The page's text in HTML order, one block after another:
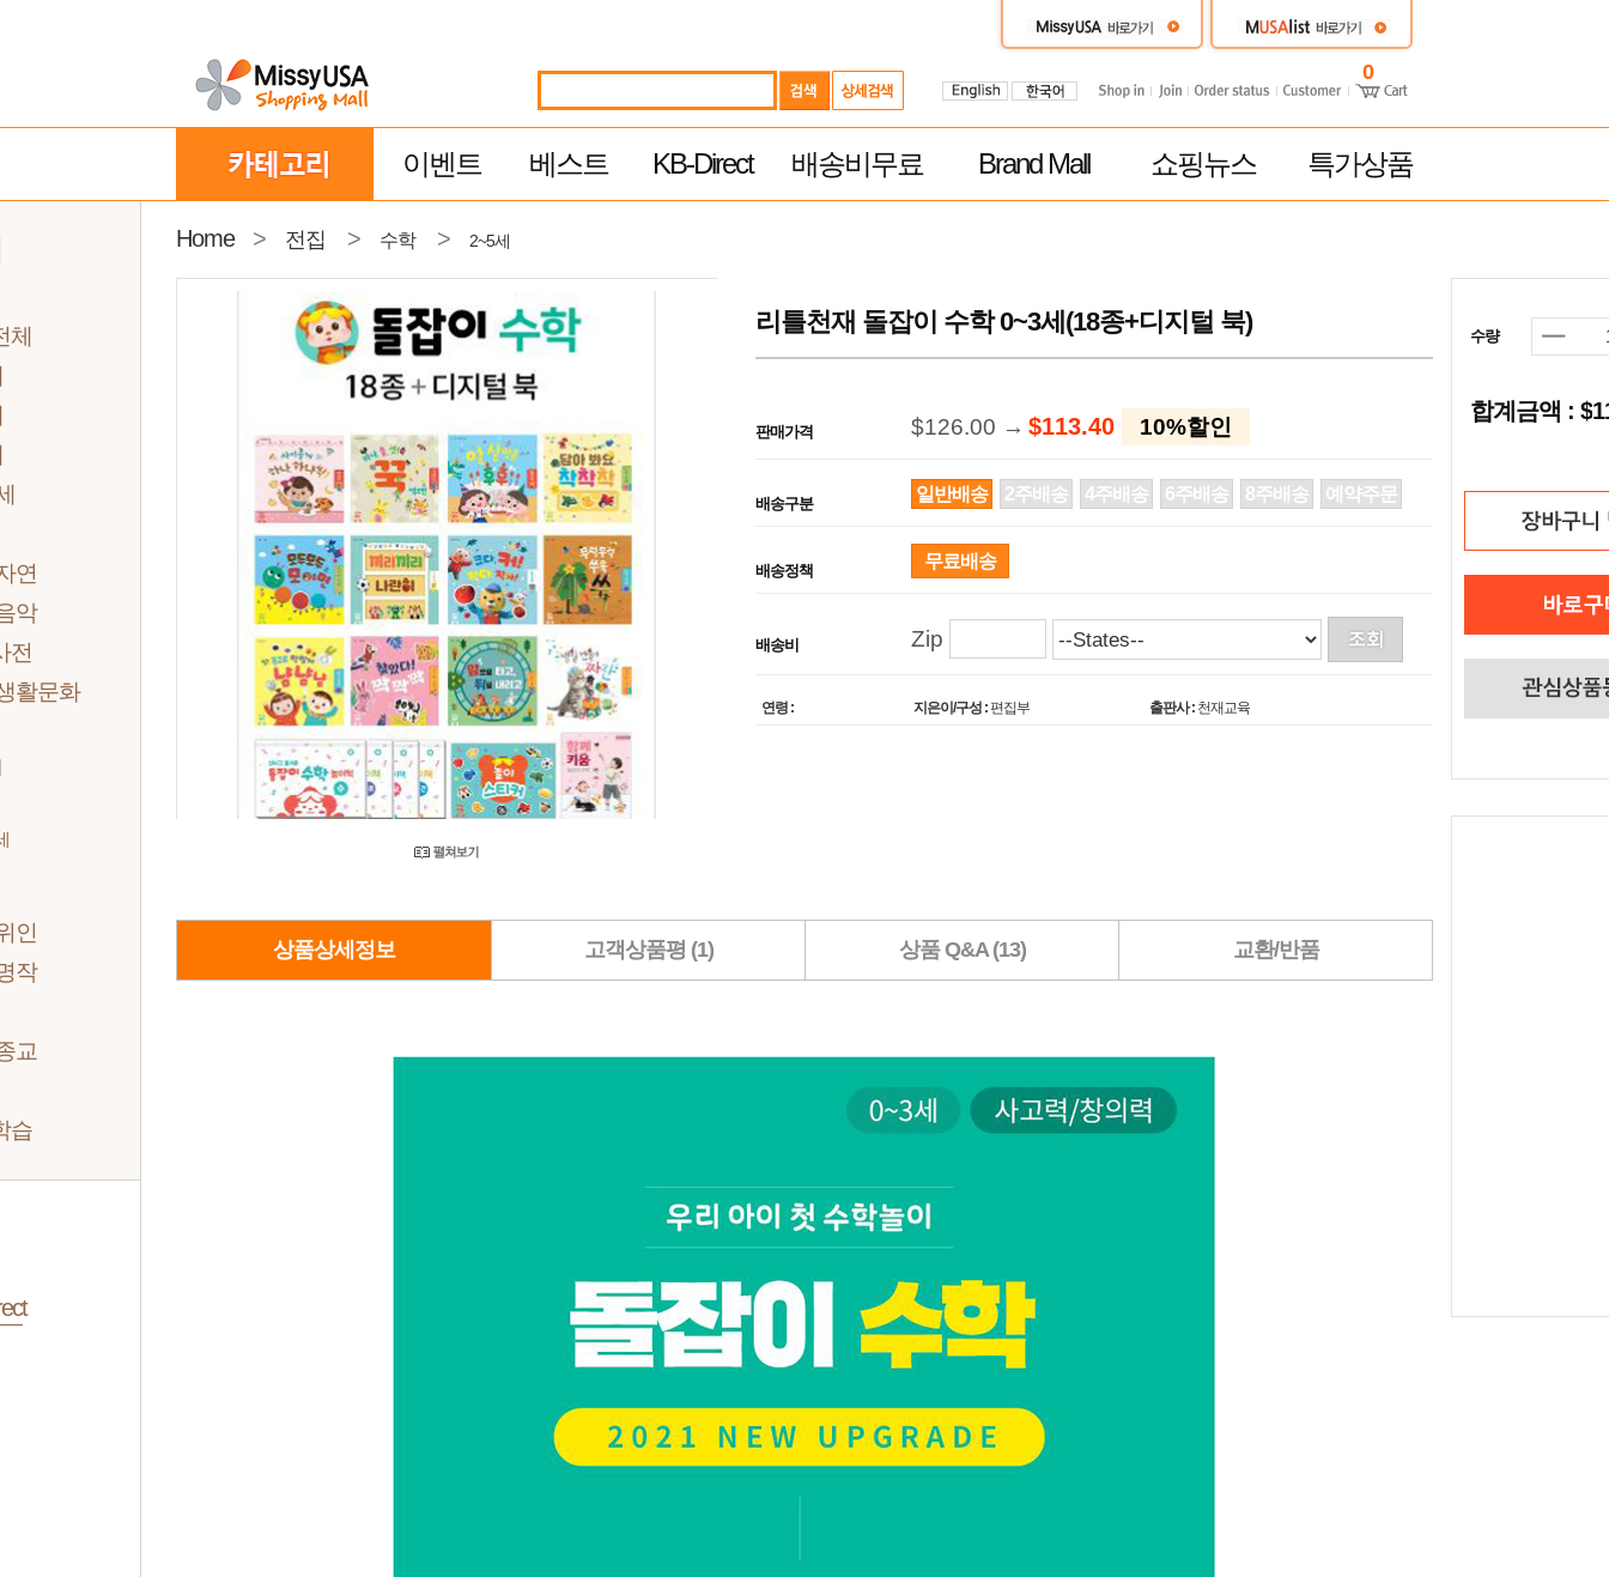
0
이벤트 베스트 KB-Direct 배송비무료 Brand Mall 쇼핑뉴스 특가상품
체
연
악
전
활문화
인
작
교
습
Home > 전집 > 수학 > 2~5세
리틀천재 돌잡이 수학 0~3세(18종+디지털 북)
판매가격 $126.00 → $113.40 10%할인
배송구분 일반배송 2주배송 4주배송 6주배송 8주배송 예약주문
배송정책 무료배송
배송비 Zip
연령 : 지은이/구성 :편집부 출판사 : 천재교육
수량
합계금액 : $
상품상세정보 고객상품평 (1) 상품 Q&A (13) 교환/반품